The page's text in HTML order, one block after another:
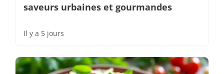
saveurs urbaines et gourmandes
Il y a 5 jours